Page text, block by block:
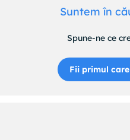
Suntem în
Spune-ne ce
Fii primul